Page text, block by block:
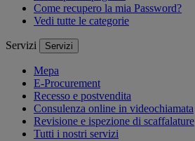
Come recupero la mia Password?
Vedi tutte le categorie
Servizi Servizi
Mepa
E-Procurement
Recesso e postvendita
Consulenza online in videochiamata
Revisione e ispezione di scaffalature
Tutti i nostri servizi